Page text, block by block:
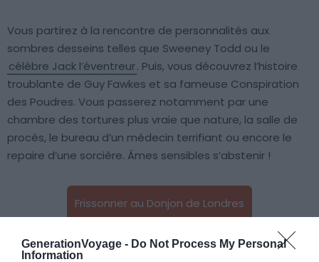
GenerationVoyage - Do Not Process My Personal
Information
Vous partirez à la rencontre de personnalités aux
sombres desseins telles que Sweeney Todd ou le
célèbre Jack l’éventreur. Puis, vous découvrez l’histoire
troublante de Guy Fawkes et sa fameuse Conspiration
des Poudres. Vous passerez notamment par une
chambre des tortures plus vraie que nature, la salle de
procès, le bureau d’un médecin terrifiant ou encore le
repaire d’une sorcière. Âmes sensibles s’abstenir !
Frissonner au Donjon de Londres